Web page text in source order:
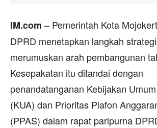
IM.com – ‎Pemerintah Kota
DPRD menetapkan langkah
merumuskan arah pembangunan
Kesepakatan itu ditandai dengan
penandatanganan Kebijakan
(KUA) dan Prioritas Plafon
(PPAS) dalam rapat paripurna